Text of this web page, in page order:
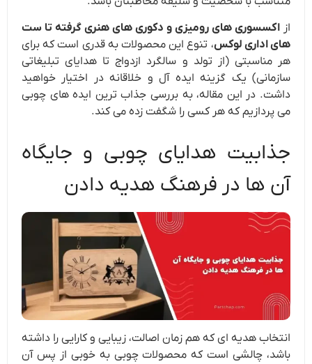
از اکسسوری های رومیزی و دکوری های هنری گرفته تا ست
های اداری لوکس، تنوع این محصولات به قدری است که برای
هر مناسبتی (از تولد و سالگرد ازدواج تا هدایای تبلیغاتی
سازمانی) یک گزینه ایده آل و خلاقانه در اختیار خواهید
داشت. در این مقاله، به بررسی جذاب ترین ایده های چوبی
می پردازیم که هر کسی را شگفت زده می کند.
جذابیت هدایای چوبی و جایگاه
آن ها در فرهنگ هدیه دادن
انتخاب هدیه ای که هم زمان اصالت، زیبایی و کارایی را داشته
باشد، چالشی است که محصولات چوبی به خوبی از پس آن